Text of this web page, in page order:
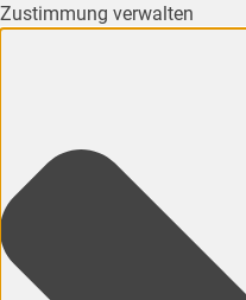
Zustimmung verwalten